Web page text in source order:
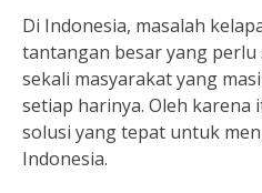
Di Indonesia, masalah
tantangan besar yang perlu
sekali masyarakat yang
setiap harinya. Oleh karena
solusi yang tepat untuk
Indonesia.